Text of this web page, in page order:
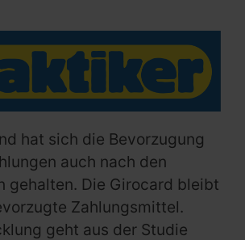
hat sich die Bevorzugung
auch nach den
gehalten. Die Girocard bleibt
Zahlungsmittel.
geht aus der Studie